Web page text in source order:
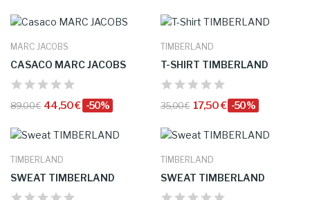
MARC JACOBS
CASACO MARC JACOBS
89,00 € 44,50 € -50%
TIMBERLAND
T-SHIRT TIMBERLAND
35,00 € 17,50 € -50%
TIMBERLAND
SWEAT TIMBERLAND
TIMBERLAND
SWEAT TIMBERLAND